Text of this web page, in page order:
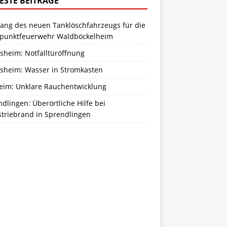
des neuen Tanklöschfahrzeugs für die
Waldböckelheim
Notfalltüröffnung
Wasser in Stromkasten
Unklare Rauchentwicklung
Überörtliche Hilfe bei
in Sprendlingen